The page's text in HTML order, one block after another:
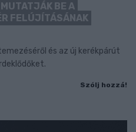
BE A
FELÚJÍTÁSÁNAK
és az új kerékpárút
Szólj hozzá!